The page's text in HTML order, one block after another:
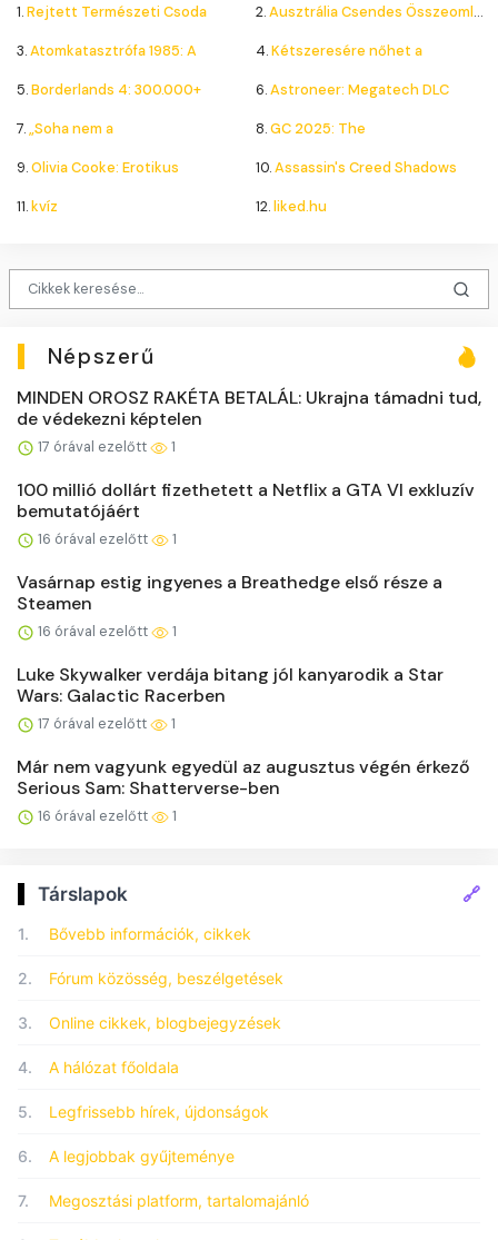
1.Rejtett Természeti Csoda 2.Ausztrália Csendes Összeomlása
3.Atomkatasztrófa 1985: A 4.Kétszeresére nőhet a
5.Borderlands 4: 300.000+ 6.Astroneer: Megatech DLC
7.„Soha nem a 8.GC 2025: The
9.Olivia Cooke: Erotikus 10.Assassin's Creed Shadows
11.kvíz 12.liked.hu
Népszerű
MINDEN OROSZ RAKÉTA BETALÁL: Ukrajna támadni tud,
de védekezni képtelen
17 órával ezelőtt 1
100 millió dollárt fizethetett a Netflix a GTA VI exkluzív
bemutatójáért
16 órával ezelőtt 1
Vasárnap estig ingyenes a Breathedge első része a
Steamen
16 órával ezelőtt 1
Luke Skywalker verdája bitang jól kanyarodik a Star
Wars: Galactic Racerben
17 órával ezelőtt 1
Már nem vagyunk egyedül az augusztus végén érkező
Serious Sam: Shatterverse-ben
16 órával ezelőtt 1
Társlapok 🔗
1. Bővebb információk, cikkek
2. Fórum közösség, beszélgetések
3. Online cikkek, blogbejegyzések
4. A hálózat főoldala
5. Legfrissebb hírek, újdonságok
6. A legjobbak gyűjteménye
7. Megosztási platform, tartalomajánló